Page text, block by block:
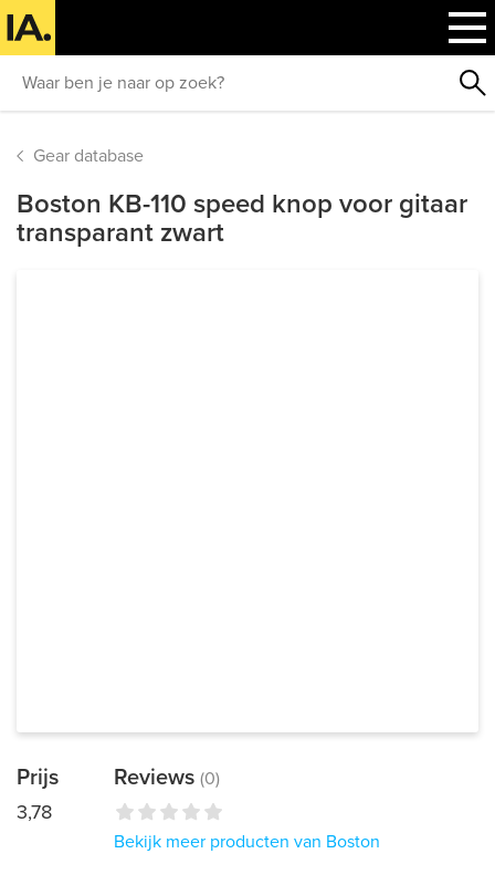
Gear database
Boston KB-110 speed knop voor gitaar
transparant zwart
Prijs
3,78
Reviews (0)
Bekijk meer producten van Boston